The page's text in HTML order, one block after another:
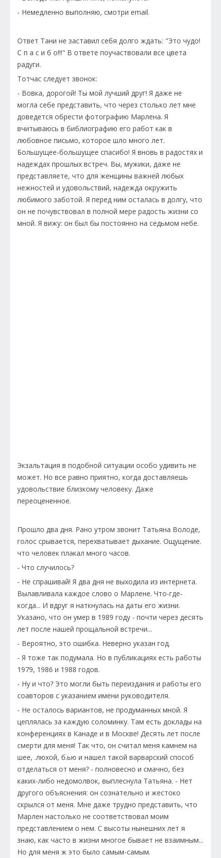
- Немедленно выполняю, смотри email.
Ответ Тани не заставил себя долго ждать: "Это чудо!
С п а с и б о!!!" В ответе поучаствовали все цвета
радуги.
Тотчас следует звонок:
- Вовка, дорогой! Ты мой лучший друг! Я даже не
могла себе представить, что через столько лет мне
доведется обрести фотографию Марлена. Я
вчитываюсь в библиографию его работ как в
любовное письмо, которое шло много лет.
Большущее-большущее спасибо! Я вновь в радостях и
надеждах прошлых встреч. Вы, мужики, даже не
представляете, что для женщины важней любых
нежностей и удовольствий, надежда окружить
любимого заботой. Я перед ним осталась в долгу, что
он не почувствовал в полной мере радость жизни со
мной. Я вижу: он был бы постоянно на седьмом небе.
Экзальтация в подобной ситуации особо удивить не
может. Но все равно приятно, когда доставляешь
удовольствие близкому человеку. Даже
переоцененное.
Прошло два дня. Рано утром звонит Татьяна Володе,
голос срывается, перехватывает дыхание. Ощущение.
что человек плакал много часов.
- Что случилось?
- Не спрашивай! Я два дня не выходила из интернета.
Вылавливала каждое слово о Марлене. Что-где-
когда... И вдруг я наткнулась на даты его жизни.
Указано, что он умер в 1989 году - почти через десять
лет после нашей прощальной встречи...
- Вероятно, это ошибка. Неверно указан год.
- Я тоже так подумала. Но в публикациях есть работы
1979, 1986 и 1988 годов.
- Ну и что? Это могли быть переиздания и работы его
соавторов с указанием имени руководителя.
- Не осталось вариантов, не продуманных мной. Я
цеплялась за каждую соломинку. Там есть доклады на
конференциях в Канаде и в Москве! Десять лет после
смерти для меня! Так что, он считал меня камнем на
шее, .люхой, б.ью и нашел такой варварский способ
отделаться от меня? - полновесно и смачно, без
каких-либо недомолвок, выплеснула Татьяна. - Нет
другого объяснения: он сознательно и жестоко
скрылся от меня. Мне даже трудно представить, что
Марлен настолько не соответствовал моим
представлением о нем. С высоты нынешних лет я
знаю, как часто в жизни многое бывает не взаимным...
Но для меня ж это было самым-самым.